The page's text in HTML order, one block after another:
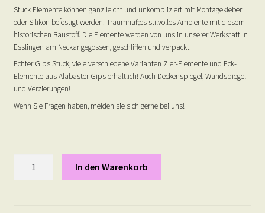
Stuck Elemente können ganz leicht und unkompliziert mit Montagekleber
oder Silikon befestigt werden. Traumhaftes stilvolles Ambiente mit diesem
historischen Baustoff. Die Elemente werden von uns in unserer Werkstatt in
Esslingen am Neckar gegossen, geschliffen und verpackt.
Echter Gips Stuck, viele verschiedene Varianten Zier-Elemente und Eck-
Elemente aus Alabaster Gips erhältlich! Auch Deckenspiegel, Wandspiegel
und Verzierungen!
Wenn Sie Fragen haben, melden sie sich gerne bei uns!
In den Warenkorb